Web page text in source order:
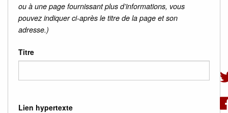
ou à une page fournissant plus d’informations, vous
pouvez indiquer ci-après le titre de la page et son
adresse.)
Titre
Lien hypertexte